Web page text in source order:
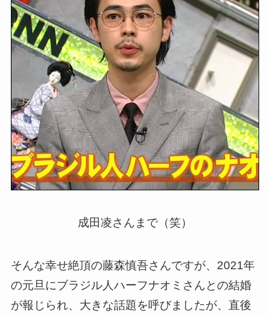
成田凌さんまで（笑）
そんな幸せ絶頂の藤森慎吾さんですが、2021年
の元旦にブラジル人ハーフナオミさんとの結婚
が報じられ、大きな話題を呼びましたが、直後